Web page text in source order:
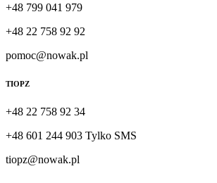
+48 799 041 979
+48 22 758 92 92
pomoc@nowak.pl
TIOPZ
+48 22 758 92 34
+48 601 244 903 Tylko SMS
tiopz@nowak.pl